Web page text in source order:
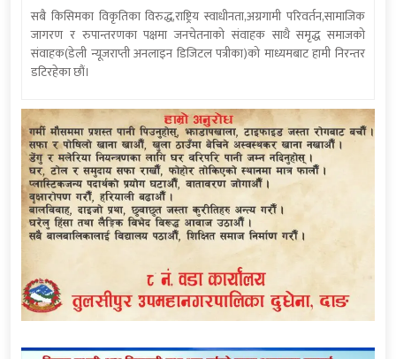
सबै किसिमका विकृतिका विरुद्ध,राष्ट्रिय स्वाधीनता,अग्रगामी परिवर्तन,सामाजिक
जागरण र रुपान्तरणका पक्षमा जनचेतनाको संवाहक साथै समृद्ध समाजको
संवाहक(डेली न्यूजराप्ती अनलाइन डिजिटल पत्रीका)को माध्यमबाट हामी निरन्तर
डटिरहेका छौं।